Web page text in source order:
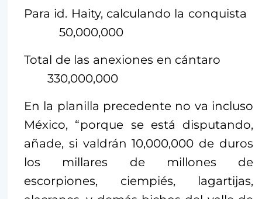
Para id. Haity, calculando la conquista
50,000,000
Total de las anexiones en cántaro
330,000,000
En la planilla precedente no va incluso
México, “porque se está disputando,
añade, si valdrán 10,000,000 de duros
los millares de millones de
escorpiones, ciempiés, lagartijas,